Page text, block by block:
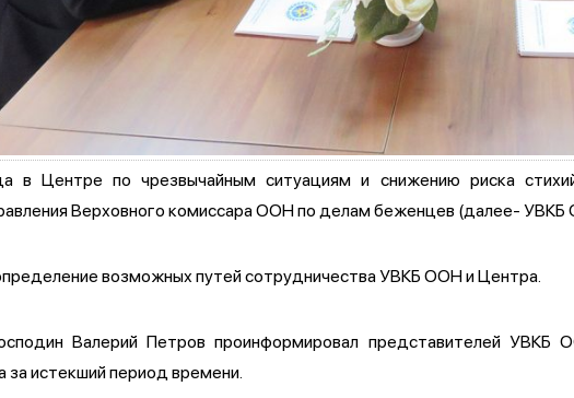
в Центре по чрезвычайным ситуациям и снижению риска
Верховного комиссара ООН по делам беженцев (далее-
возможных путей сотрудничества УВКБ ООН и Центра.
Валерий Петров проинформировал представителей УВКБ
истекший период времени.